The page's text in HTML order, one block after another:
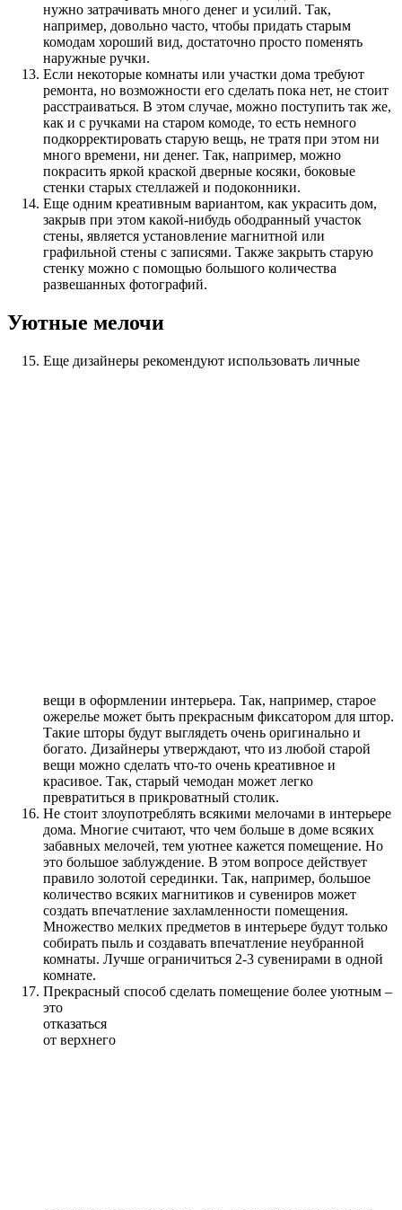
нужно затрачивать много денег и усилий. Так,
например, довольно часто, чтобы придать старым
комодам хороший вид, достаточно просто поменять
наружные ручки.
Если некоторые комнаты или участки дома требуют
ремонта, но возможности его сделать пока нет, не стоит
расстраиваться. В этом случае, можно поступить так же,
как и с ручками на старом комоде, то есть немного
подкорректировать старую вещь, не тратя при этом ни
много времени, ни денег. Так, например, можно
покрасить яркой краской дверные косяки, боковые
стенки старых стеллажей и подоконники.
Еще одним креативным вариантом, как украсить дом,
закрыв при этом какой-нибудь ободранный участок
стены, является установление магнитной или
графильной стены с записями. Также закрыть старую
стенку можно с помощью большого количества
развешанных фотографий.
Уютные мелочи
Еще дизайнеры рекомендуют использовать личные
вещи в оформлении интерьера. Так, например, старое
ожерелье может быть прекрасным фиксатором для штор.
Такие шторы будут выглядеть очень оригинально и
богато. Дизайнеры утверждают, что из любой старой
вещи можно сделать что-то очень креативное и
красивое. Так, старый чемодан может легко
превратиться в прикроватный столик.
Не стоит злоупотреблять всякими мелочами в интерьере
дома. Многие считают, что чем больше в доме всяких
забавных мелочей, тем уютнее кажется помещение. Но
это большое заблуждение. В этом вопросе действует
правило золотой серединки. Так, например, большое
количество всяких магнитиков и сувениров может
создать впечатление захламленности помещения.
Множество мелких предметов в интерьере будут только
собирать пыль и создавать впечатление неубранной
комнаты. Лучше ограничиться 2-3 сувенирами в одной
комнате.
Прекрасный способ сделать помещение более уютным –
это
отказаться
от верхнего